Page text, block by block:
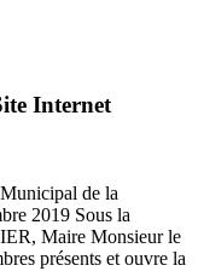
Internet
de la
2019 Sous la
Maire Monsieur le
présents et ouvre la